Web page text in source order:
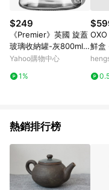
饋金額須扣除60元運費，得
$249
《Premier》英國 旋蓋
玻璃收納罐-灰800ml--
收納瓶 儲物罐 零食罐
Yahoo購物中心
1%
鮮盒
熱銷排行榜